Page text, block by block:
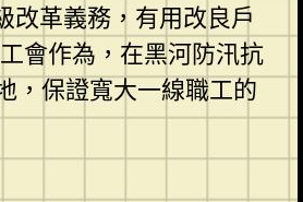
革義務，有用改良戶
會作為，在黑河防汛抗
，保證寬大一線職工的